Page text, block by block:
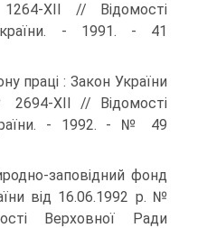
XII // Відомості
- 1991. - 41
: Закон України
ХІІ // Відомості
- 1992. - № 49
заповідний фонд
від 16.06.1992 р. №
Верховної Ради